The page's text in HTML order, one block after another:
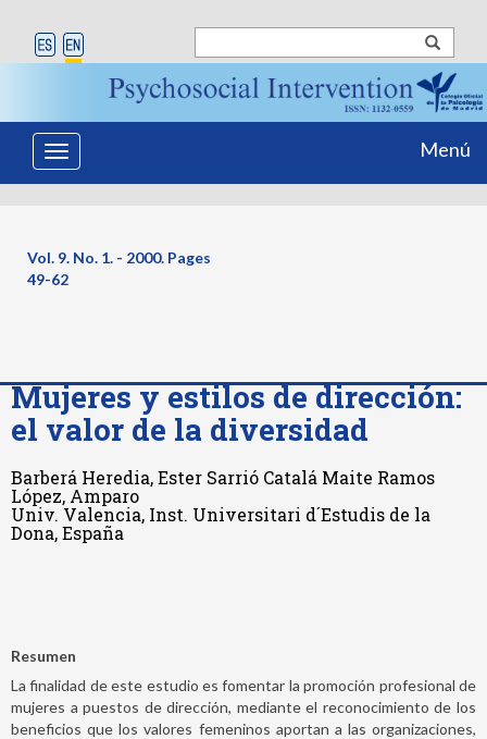
Toggle
navigation
Menú
Vol. 9. No. 1. - 2000. Pages
49-62
Mujeres y estilos de dirección:
el valor de la diversidad
Barberá Heredia, Ester Sarrió Catalá Maite Ramos
López, Amparo
Univ. Valencia, Inst. Universitari d´Estudis de la
Dona, España
Resumen
La finalidad de este estudio es fomentar la promoción profesional de
mujeres a puestos de dirección, mediante el reconocimiento de los
beneficios que los valores femeninos aportan a las organizaciones,